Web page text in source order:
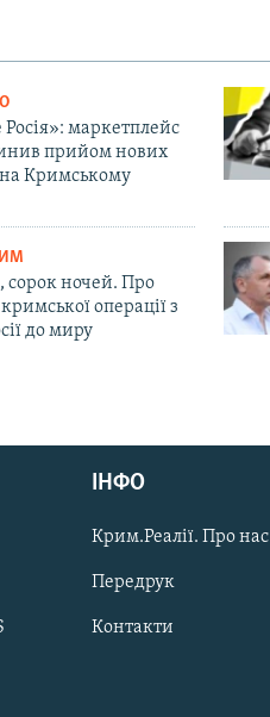
маркетплейс
прийом нових
Кримському
сорок ночей. Про
операції з
до миру
ІНФО
Крим.Реалії. Про нас
Передрук
Контакти